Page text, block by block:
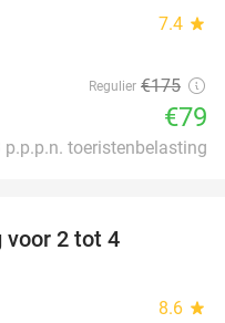
7.4 star
Regulier €175
€79
p.p.p.n. toeristenbelasting
voor 2 tot 4
8.6 star